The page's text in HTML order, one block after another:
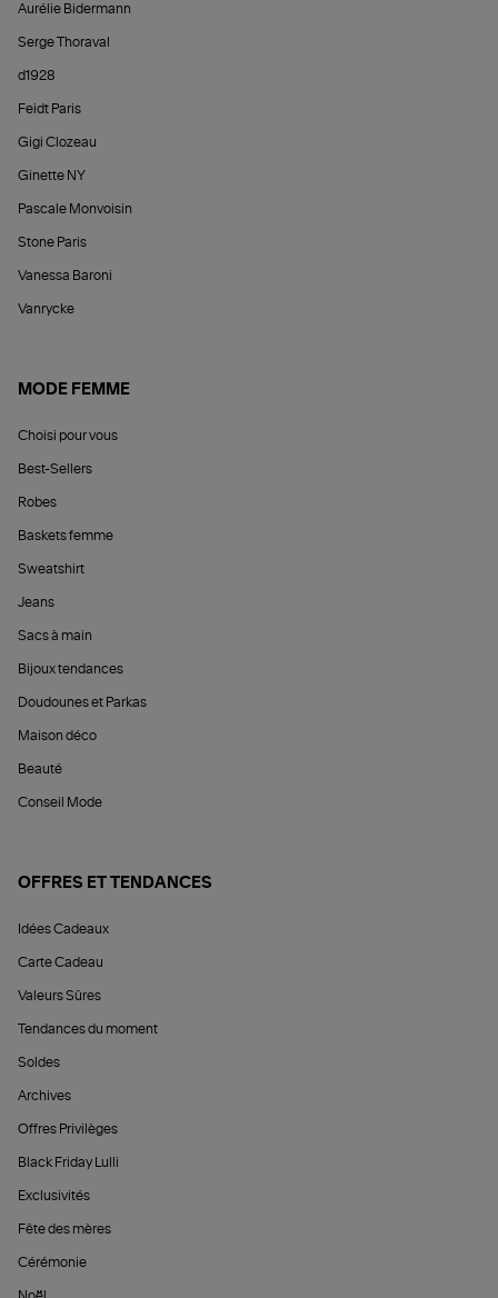
Aurélie Bidermann
Serge Thoraval
d1928
Feidt Paris
Gigi Clozeau
Ginette NY
Pascale Monvoisin
Stone Paris
Vanessa Baroni
Vanrycke
MODE FEMME
Choisi pour vous
Best-Sellers
Robes
Baskets femme
Sweatshirt
Jeans
Sacs à main
Bijoux tendances
Doudounes et Parkas
Maison déco
Beauté
Conseil Mode
OFFRES ET TENDANCES
Idées Cadeaux
Carte Cadeau
Valeurs Sûres
Tendances du moment
Soldes
Archives
Offres Privilèges
Black Friday Lulli
Exclusivités
Fête des mères
Cérémonie